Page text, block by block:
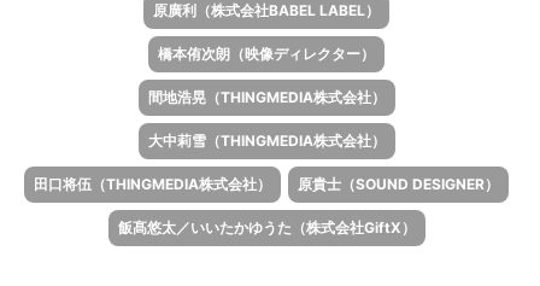
原廣利（株式会社BABEL LABEL）
橋本侑次朗（映像ディレクター）
間地浩晃（THINGMEDIA株式会社）
大中莉雪（THINGMEDIA株式会社）
田口将伍（THINGMEDIA株式会社） 原貴士（SOUND DESIGNER）
飯髙悠太／いいたかゆうた（株式会社GiftX）